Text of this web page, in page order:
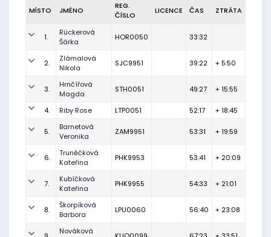
MÍSTO JMÉNO
REG.
ČÍSLO
LICENCE ČAS ZTRÁTA
1.
Rückerová
Šárka
HOR0050 33:32
2.
Zlámalová
Nikola
SJC9951 39:22 + 5:50
3.
Hrnčířová
Magda
STH0051 49:27 + 15:55
4. Riby Rose LTP0051 52:17 + 18:45
5.
Barnetová
Veronika
ZAM9951 53:31 + 19:59
6.
Truněčková
Kateřina
PHK9953 53:41 + 20:09
7.
Kubíčková
Kateřina
PHK9955 54:33 + 21:01
8.
Škorpíková
Barbora
LPU0060 56:40 + 23:08
Nováková